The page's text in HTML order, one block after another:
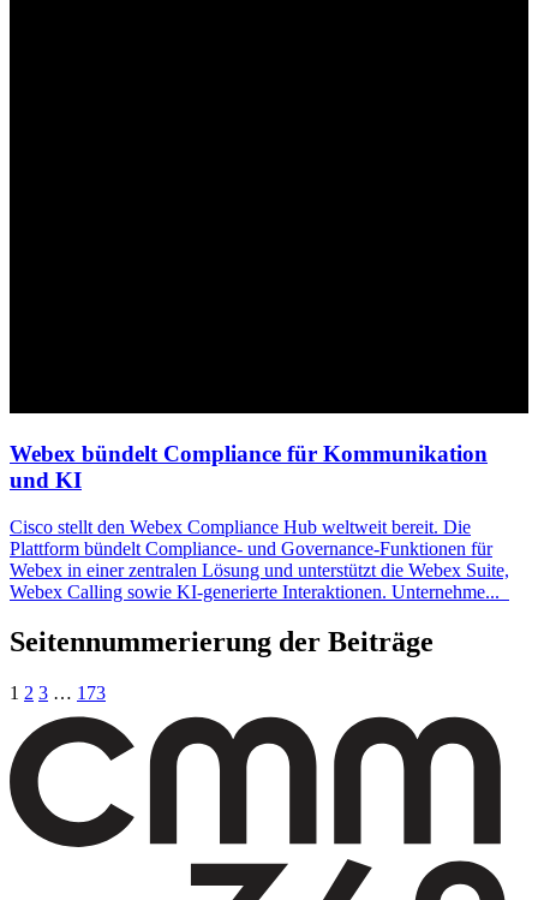
Webex bündelt Compliance für Kommunikation
und KI
Cisco stellt den Webex Compliance Hub weltweit bereit. Die
Plattform bündelt Compliance- und Governance-Funktionen für
Webex in einer zentralen Lösung und unterstützt die Webex Suite,
Webex Calling sowie KI-generierte Interaktionen. Unternehme...
Seitennummerierung der Beiträge
1 2 3 … 173